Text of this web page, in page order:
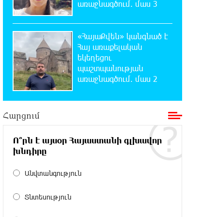
Փրկարարները հայտանաբերել են
մոլորված զբոսաշրջիկներին
20:39:24 7-08-2026
ԼՀԿ-ն պահանջում է դադարեցնել
Գարեգին Բ-ի և եպիսկոպոսների
20:30:30 7-08-2026
Սարյան փողոցի բնակարաններից
մեկում պայթյունի հետևանքով 55-
ամյա տղամարդը այրվածքներով տեղափոխվել է
Սլովակիայի արևելքում
առաջնագծում. մաս 3
«ՀայաՔվեն» կանգնած է
Հայ առաքելական
եկեղեցու
պաշտպանության
առաջնագծում. մաս 2
Հարցում
Ո՞րն է այսօր Հայաստանի գլխավոր
խնդիրը
Անվտանգություն
Տնտեսություն